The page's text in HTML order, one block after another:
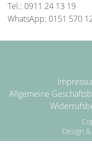
Tel.: 0911 24 13 19
WhatsApp: 0151 570
Design
Allgemeine